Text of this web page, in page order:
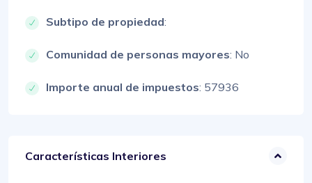
Subtipo de propiedad:
Comunidad de personas mayores: No
Importe anual de impuestos: 57936
Características Interiores